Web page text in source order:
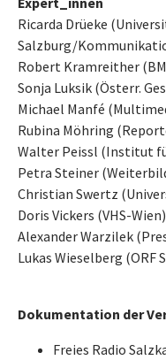
Ricarda Drüeke
Salzburg/
Robert Kramreither
Sonja Luksik (Österr.
Michael Manfé
Rubina Möhring
Walter Peissl (Institut
Petra Steiner
Christian Swertz
Doris Vickers (VHS-Wien)
Alexander Warzilek
Lukas Wieselberg (ORF
Dokumentation der
Freies Radio